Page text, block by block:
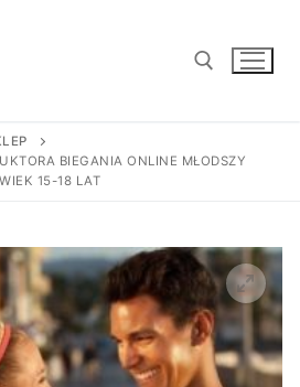
Szukaj:BIEGANIA ONLINE MŁODSZY
15-18 LAT